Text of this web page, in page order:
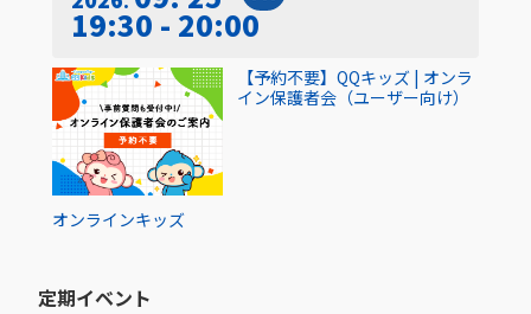
19:30 - 20:00
オンラインキッズ
【予約不要】QQキッズ | オンラ
イン保護者会（ユーザー向け）
定期イベント​